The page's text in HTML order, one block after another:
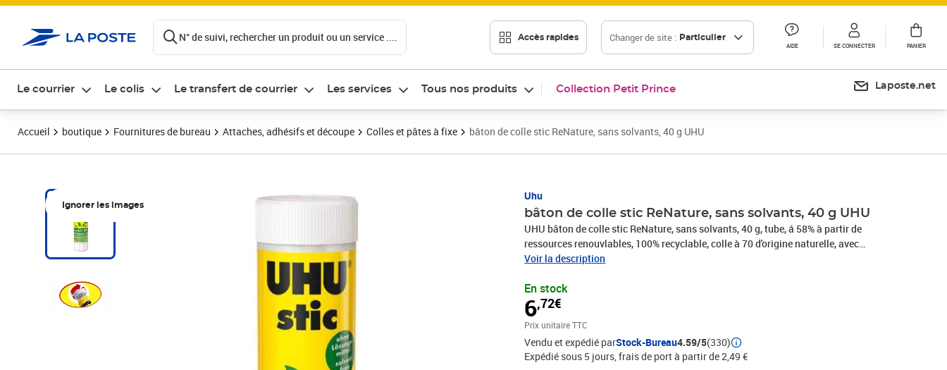
N° de suivi, rechercher un produit ou un service .... Accès rapides Changer de site : Particulier
AIDE SE CONNECTER PANIER
Le courrier Le colis Le transfert de courrier Les services Tous nos produits Collection Petit Prince Laposte.net
Accueil boutique Fournitures de bureau Attaches, adhésifs et découpe Colles et pâtes à fixe bâton de colle stic ReNature, sans solvants, 40 g UHU
Ignorer les images
Uhu
bâton de colle stic ReNature, sans solvants, 40 g UHU
UHU bâton de colle stic ReNature, sans solvants, 40 g, tube, á 58% à partir de
ressources renouvlables, 100% recyclable, colle à 70 d'origine naturelle, avec
capuchon vissable, lavable à froid, pour papier, carton et polystyrène
Voir la description
En stock
6,72€
Prix 6,72€
Prix unitaire TTC
Vendu et expédié parStock-Bureau4.59/5(330)
Expédié sous 5 jours, frais de port à partir de 2,49 €